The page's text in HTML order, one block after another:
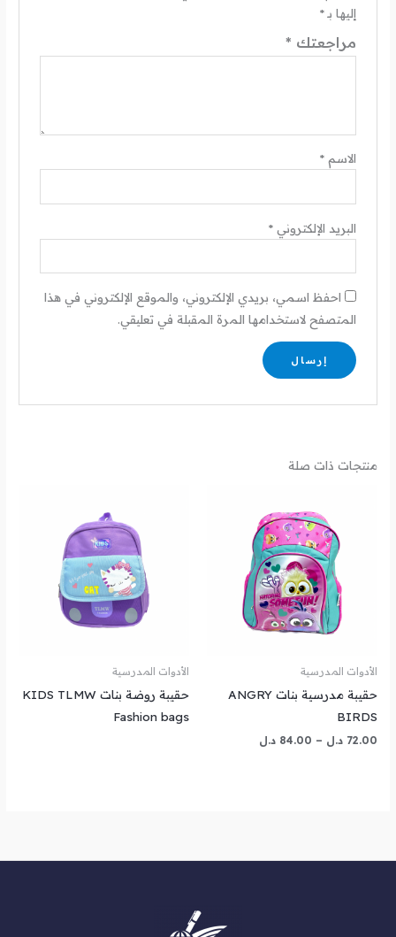
إليها بـ*
مراجعتك *
الاسم *
البريد الإلكتروني *
احفظ اسمي، بريدي الإلكتروني، والموقع الإلكتروني في هذا
المتصفح لاستخدامها المرة المقبلة في تعليقي.
منتجات ذات صلة
الأدوات المدرسية
حقيبة مدرسية بنات ANGRY
BIRDS
72.00 د.ل –
84.00 د.ل
خلال
الأدوات المدرسية
حقيبة روضة بنات KIDS TLMW
Fashion bags